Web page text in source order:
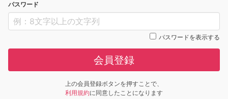
パスワード
パスワードを表示する
会員登録
上の会員登録ボタンを押すことで、
利用規約に同意したことになります